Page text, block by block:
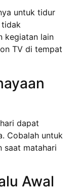
untuk tidur
tidak
kegiatan lain
TV di tempat
dapat
Cobalah untuk
saat matahari
Awal